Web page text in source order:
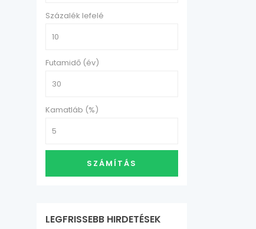
Százalék lefelé
Futamidő (év)
Kamatláb (%)
SZÁMÍTÁS
LEGFRISSEBB HIRDETÉSEK